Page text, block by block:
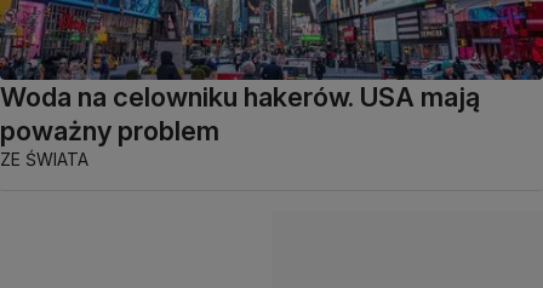
Woda na celowniku hakerów. USA mają
poważny problem
ZE ŚWIATA